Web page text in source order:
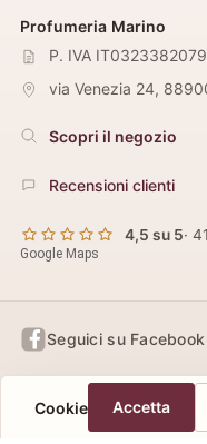
Profumeria Marino
P. IVA
via Venezia 24,
Scopri il negozio
Recensioni clienti
4,5 su 5·
Google Maps
Seguici su Facebook
Informativa sulla privacy
Cookie
Accetta